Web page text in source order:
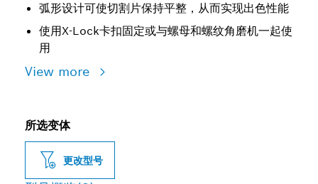
弧形设计可使切割片保持平整，从而实现出色性能
使用X-Lock卡扣固定或与螺母和螺纹角磨机一起使
用
View more
所选变体
更改型号